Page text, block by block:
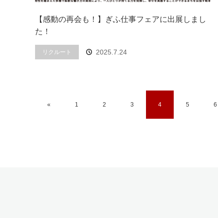
【感動の再会も！】ぎふ仕事フェアに出展しまし
た！
リクルート 2025.7.24
« 1 2 3 4 5 6